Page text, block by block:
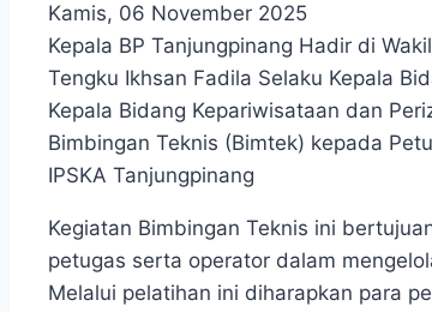
Kamis, 06 November 2025
Kepala BP Tanjungpinang Hadir di
Tengku Ikhsan Fadila Selaku Kepala
Kepala Bidang Kepariwisataan dan
Bimbingan Teknis (Bimtek) kepada
IPSKA Tanjungpinang
Kegiatan Bimbingan Teknis ini
petugas serta operator dalam
Melalui pelatihan ini diharapkan para